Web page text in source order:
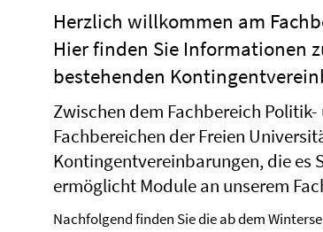
Herzlich willkommen am
Hier finden Sie Informationen
bestehenden
Zwischen dem Fachbereich
Fachbereichen der Freien
Kontingentvereinbarungen, die es
ermöglicht Module an unserem
Nachfolgend finden Sie die ab dem